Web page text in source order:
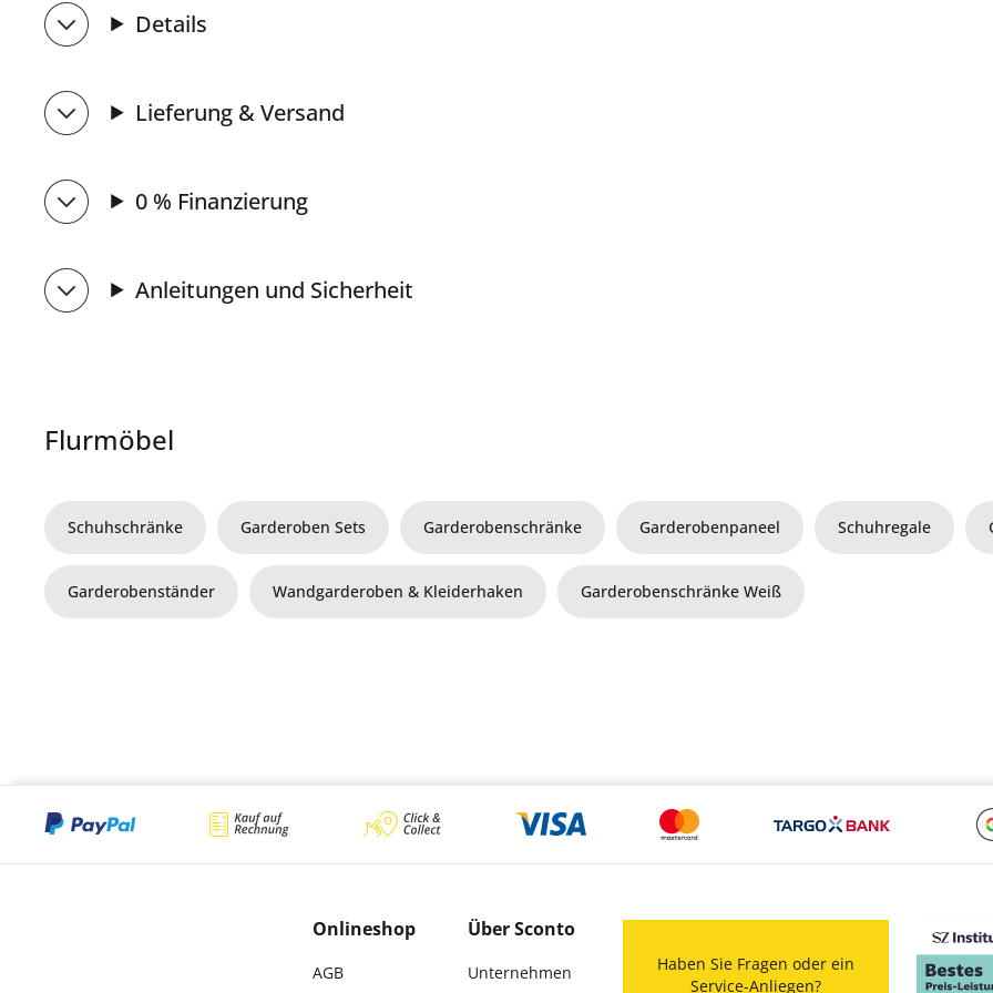
Details
Lieferung & Versand
0 % Finanzierung
Anleitungen und Sicherheit
Flurmöbel
Schuhschränke Garderoben Sets Garderobenschränke Garderobenpaneel Schuhregale
Garderobenständer Wandgarderoben & Kleiderhaken Garderobenschränke Weiß
Onlineshop
AGB
Über Sconto
Unternehmen
Haben Sie Fragen oder ein
Service-Anliegen?